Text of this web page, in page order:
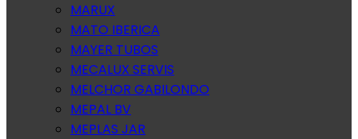
MARUX
MATO IBERICA
MAYER TUBOS
MECALUX SERVIS
MELCHOR GABILONDO
MEPAL BV
MEPLAS JAR